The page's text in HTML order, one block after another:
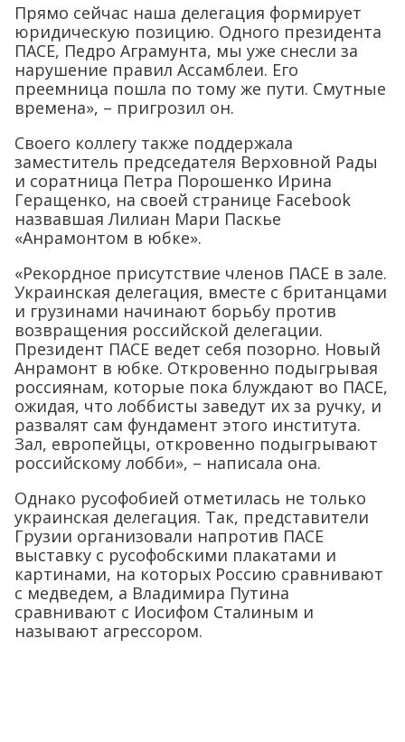
Прямо сейчас наша делегация формирует
юридическую позицию. Одного президента
ПАСЕ, Педро Аграмунта, мы уже снесли за
нарушение правил Ассамблеи. Его
преемница пошла по тому же пути. Смутные
времена», – пригрозил он.
Своего коллегу также поддержала
заместитель председателя Верховной Рады
и соратница Петра Порошенко Ирина
Геращенко, на своей странице Facebook
назвавшая Лилиан Мари Паскье
«Анрамонтом в юбке».
«Рекордное присутствие членов ПАСЕ в зале.
Украинская делегация, вместе с британцами
и грузинами начинают борьбу против
возвращения российской делегации.
Президент ПАСЕ ведет себя позорно. Новый
Анрамонт в юбке. Откровенно подыгрывая
россиянам, которые пока блуждают во ПАСЕ,
ожидая, что лоббисты заведут их за ручку, и
развалят сам фундамент этого института.
Зал, европейцы, откровенно подыгрывают
российскому лобби», – написала она.
Однако русофобией отметилась не только
украинская делегация. Так, представители
Грузии организовали напротив ПАСЕ
выставку с русофобскими плакатами и
картинами, на которых Россию сравнивают
с медведем, а Владимира Путина
сравнивают с Иосифом Сталиным и
называют агрессором.